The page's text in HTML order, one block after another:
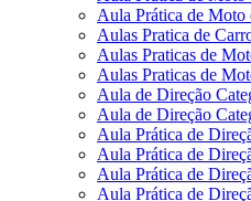
Aula Prática de Moto
Aulas Pratica de
Aulas Praticas de
Aulas Praticas de
Aula de Direção
Aula de Direção
Aula Prática de
Aula Prática de
Aula Prática de
Aula Prática de